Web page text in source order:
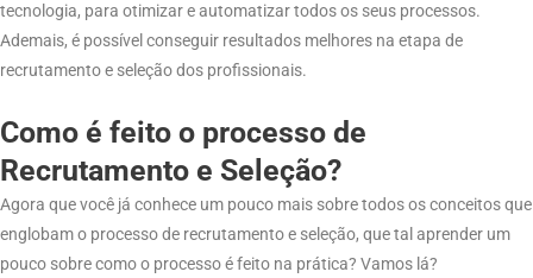
tecnologia, para otimizar e automatizar todos os seus processos.
Ademais, é possível conseguir resultados melhores na etapa de
recrutamento e seleção dos profissionais.
Como é feito o processo de
Recrutamento e Seleção?
Agora que você já conhece um pouco mais sobre todos os conceitos que
englobam o processo de recrutamento e seleção, que tal aprender um
pouco sobre como o processo é feito na prática? Vamos lá?